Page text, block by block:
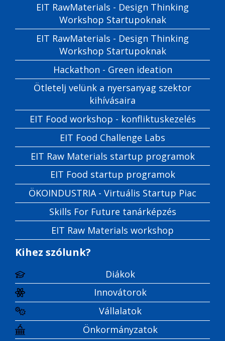
EIT RawMaterials - Design Thinking
Workshop Startupoknak
EIT RawMaterials - Design Thinking
Workshop Startupoknak
Hackathon - Green ideation
Ötletelj velünk a nyersanyag szektor
kihívásaira
EIT Food workshop - konfliktuskezelés
EIT Food Challenge Labs
EIT Raw Materials startup programok
EIT Food startup programok
ÖKOINDUSTRIA - Virtuális Startup Piac
Skills For Future tanárképzés
EIT Raw Materials workshop
Kihez szólunk?
Diákok
Innovátorok
Vállalatok
Önkormányzatok